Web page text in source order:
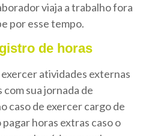
viaja a trabalho fora
por esse tempo.
de horas
atividades externas
sua jornada de
caso de exercer cargo de
horas extras caso o